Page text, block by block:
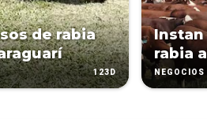
de rabia
123D
Instan
rabia
NEGOCIOS